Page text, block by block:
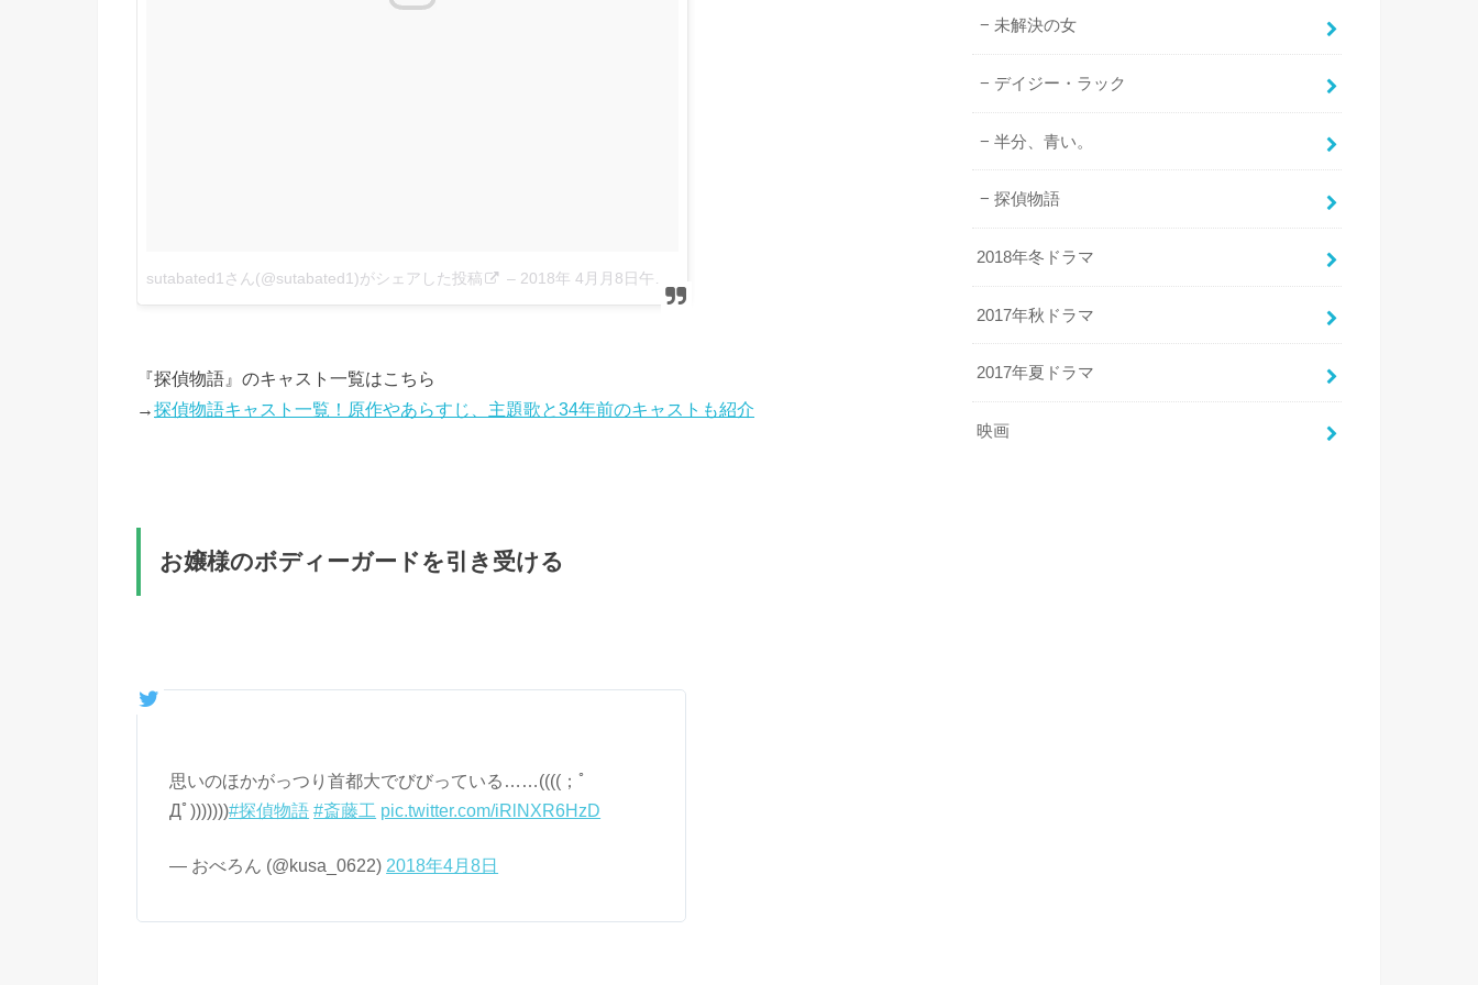
sutabated1さん(@sutabated1)がシェアした投稿 – 2018年 4月月8日午後3時10分PDT
『探偵物語』のキャスト一覧はこちら
→探偵物語キャスト一覧！原作やあらすじ、主題歌と34年前のキャストも紹介
お嬢様のボディーガードを引き受ける
思いのほかがっつり首都大でびびっている……((((；ﾟ
Дﾟ)))))))#探偵物語 #斎藤工 pic.twitter.com/iRlNXR6HzD
— おべろん (@kusa_0622) 2018年4月8日
未解決の女
デイジー・ラック
半分、青い。
探偵物語
2018年冬ドラマ
2017年秋ドラマ
2017年夏ドラマ
映画